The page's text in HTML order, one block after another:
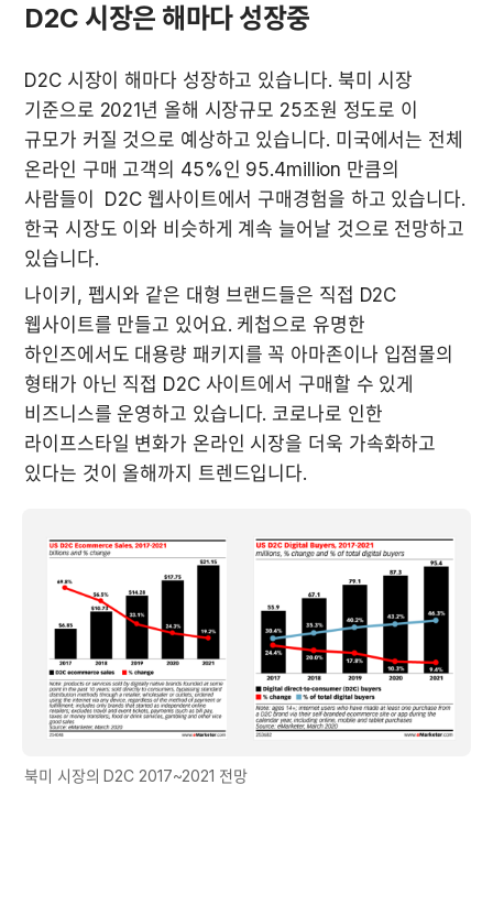
D2C 시장은 해마다 성장중
D2C 시장이 해마다 성장하고 있습니다. 북미 시장
기준으로 2021년 올해 시장규모 25조원 정도로 이
규모가 커질 것으로 예상하고 있습니다. 미국에서는 전체
온라인 구매 고객의 45%인 95.4million 만큼의
사람들이  D2C 웹사이트에서 구매경험을 하고 있습니다.
한국 시장도 이와 비슷하게 계속 늘어날 것으로 전망하고
있습니다.
나이키, 펩시와 같은 대형 브랜드들은 직접 D2C
웹사이트를 만들고 있어요. 케첩으로 유명한
하인즈에서도 대용량 패키지를 꼭 아마존이나 입점몰의
형태가 아닌 직접 D2C 사이트에서 구매할 수 있게
비즈니스를 운영하고 있습니다. 코로나로 인한
라이프스타일 변화가 온라인 시장을 더욱 가속화하고
있다는 것이 올해까지 트렌드입니다.
북미 시장의 D2C 2017~2021 전망